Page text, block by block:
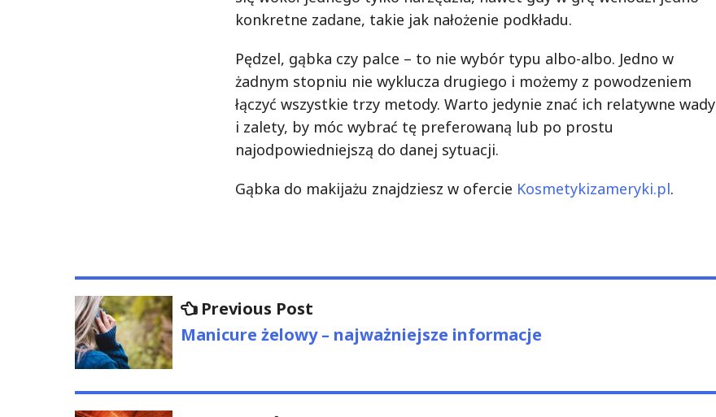
konkretne zadane, takie jak nałożenie podkładu.
Pędzel, gąbka czy palce – to nie wybór typu albo-albo. Jedno w
żadnym stopniu nie wyklucza drugiego i możemy z powodzeniem
łączyć wszystkie trzy metody. Warto jedynie znać ich relatywne wady
i zalety, by móc wybrać tę preferowaną lub po prostu
najodpowiedniejszą do danej sytuacji.
Gąbka do makijażu znajdziesz w ofercie Kosmetykizameryki.pl.
Nawigacja
wpisu
Previous Post
post:
Manicure żelowy – najważniejsze informacje